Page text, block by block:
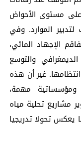
على مستوى الأحواض
لتدبير الموارد. وفي
الإجهاد المائي،
والتوسع
غير أن هذه
ومؤسساتية مهمة،
مشاريع تحلية مياه
يعكس تحولا تدريجيا